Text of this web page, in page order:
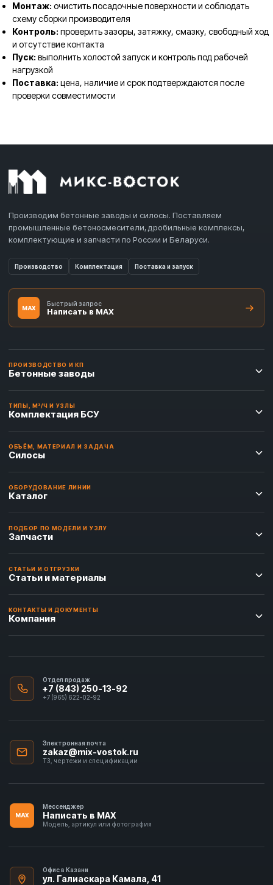
Монтаж: очистить посадочные поверхности и соблюдать
схему сборки производителя
Контроль: проверить зазоры, затяжку, смазку, свободный ход
и отсутствие контакта
Пуск: выполнить холостой запуск и контроль под рабочей
нагрузкой
Поставка: цена, наличие и срок подтверждаются после
проверки совместимости
Производим бетонные заводы и силосы. Поставляем
промышленные бетоносмесители, дробильные комплексы,
комплектующие и запчасти по России и Беларуси.
Производство Комплектация Поставка и запуск
MAX
Быстрый запрос
Написать в MAX
ПРОИЗВОДСТВО И КП
Бетонные заводы
ТИПЫ, М³/Ч И УЗЛЫ
Комплектация БСУ
ОБЪЁМ, МАТЕРИАЛ И ЗАДАЧА
Силосы
ОБОРУДОВАНИЕ ЛИНИИ
Каталог
ПОДБОР ПО МОДЕЛИ И УЗЛУ
Запчасти
СТАТЬИ И ОТГРУЗКИ
Статьи и материалы
КОНТАКТЫ И ДОКУМЕНТЫ
Компания
Отдел продаж
+7 (843) 250-13-92
+7 (965) 622-02-92
Электронная почта
zakaz@mix-vostok.ru
ТЗ, чертежи и спецификации
MAX
Мессенджер
Написать в MAX
Модель, артикул или фотография
Офис в Казани
ул. Галиаскара Камала, 41